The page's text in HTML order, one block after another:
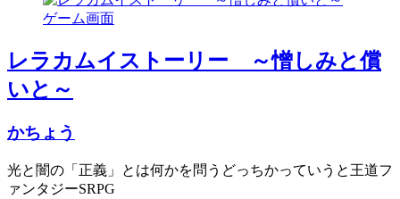
レラカムイストーリー ～憎しみと償
いと～
かちょう
光と闇の「正義」とは何かを問うどっちかっていうと王道フ
ァンタジーSRPG